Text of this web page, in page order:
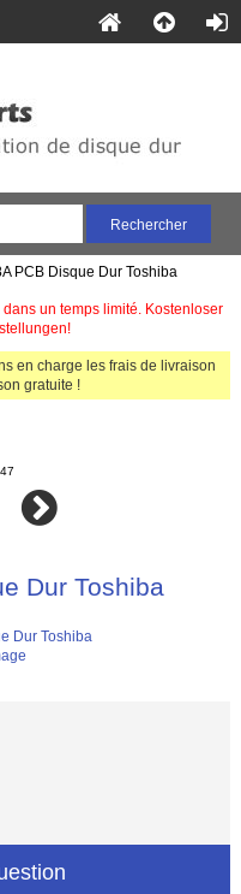
PCB Disque Dur Toshiba
un temps limité. Kostenloser
en charge les frais de livraison
gratuite !
Dur Toshiba